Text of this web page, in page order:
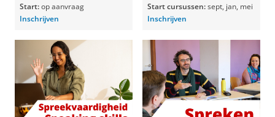
Start:op aanvraag
Inschrijven
Start cursussen:sept, jan, mei
Inschrijven